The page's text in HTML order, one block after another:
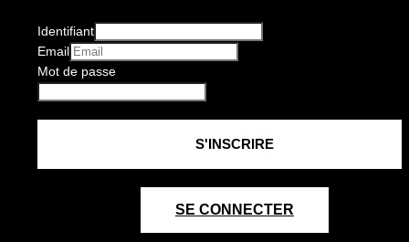
Identifiant
Email
Mot de passe
SE CONNECTER